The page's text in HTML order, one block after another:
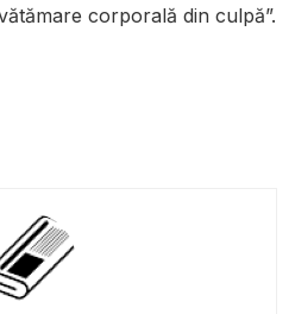
corporală din culpă”.